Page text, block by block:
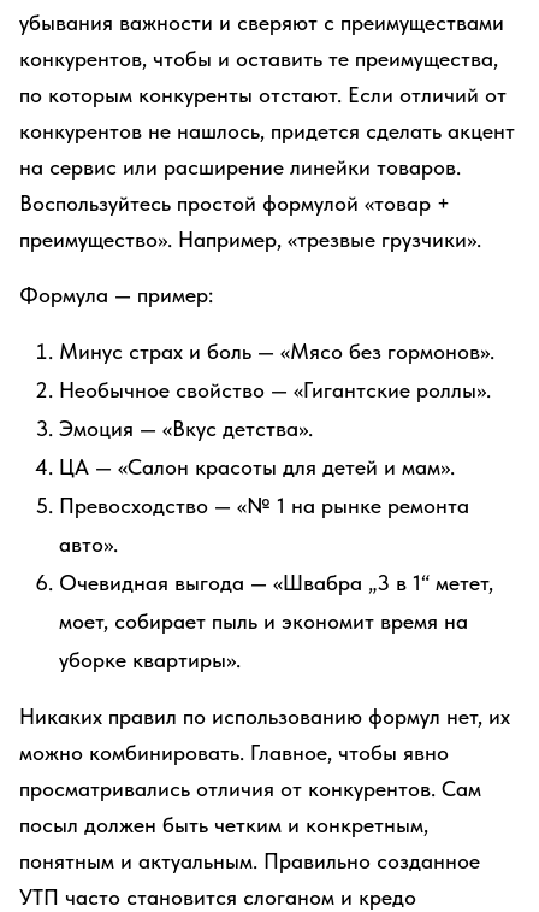
убывания важности и сверяют с преимуществами
конкурентов, чтобы и оставить те преимущества,
по которым конкуренты отстают. Если отличий от
конкурентов не нашлось, придется сделать акцент
на сервис или расширение линейки товаров.
Воспользуйтесь простой формулой «товар +
преимущество». Например, «трезвые грузчики».
Формула — пример:
Минус страх и боль — «Мясо без гормонов».
Необычное свойство — «Гигантские роллы».
Эмоция — «Вкус детства».
ЦА — «Салон красоты для детей и мам».
Превосходство — «№ 1 на рынке ремонта
авто».
Очевидная выгода — «Швабра „3 в 1“ метет,
моет, собирает пыль и экономит время на
уборке квартиры».
Никаких правил по использованию формул нет, их
можно комбинировать. Главное, чтобы явно
просматривались отличия от конкурентов. Сам
посыл должен быть четким и конкретным,
понятным и актуальным. Правильно созданное
УТП часто становится слоганом и кредо